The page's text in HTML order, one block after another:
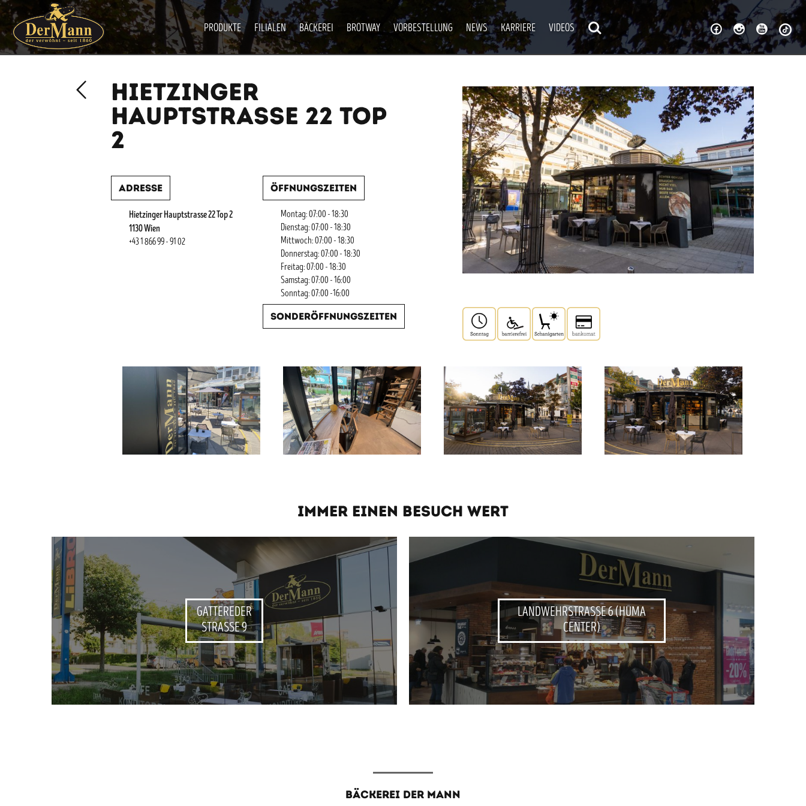
PRODUKTE FILIALEN BÄCKEREI BROTWAY VORBESTELLUNG NEWS KARRIERE VIDEOS
HIETZINGER
HAUPTSTRASSE 22 TOP
2
Adresse
Hietzinger Hauptstrasse 22 Top 2
1130 Wien
+43 1 866 99 - 91 02
Öffnungszeiten
Montag: 07:00 - 18:30
Dienstag: 07:00 - 18:30
Mittwoch: 07:00 - 18:30
Donnerstag: 07:00 - 18:30
Freitag: 07:00 - 18:30
Samstag: 07:00 - 16:00
Sonntag: 07:00 -16:00
Sonderöffnungszeiten
IMMER EINEN BESUCH WERT
GATTEREDER
STRASSE 9
LANDWEHRSTRASSE 6 (HUMA
CENTER)
BÄCKEREI DER MANN